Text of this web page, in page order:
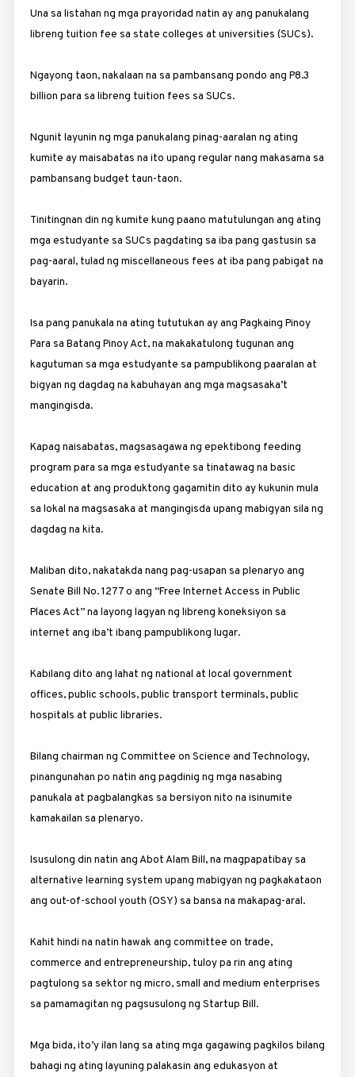
Una sa listahan ng mga prayoridad natin ay ang panukalang
libreng tuition fee sa state colleges at universities (SUCs).
Ngayong taon, nakalaan na sa pambansang pondo ang P8.3
billion para sa libreng tuition fees sa SUCs.
Ngunit layunin ng mga panukalang pinag-aaralan ng ating
kumite ay maisabatas na ito upang regular nang makasama sa
pambansang budget taun-taon.
Tinitingnan din ng kumite kung paano matutulungan ang ating
mga estudyante sa SUCs pagdating sa iba pang gastusin sa
pag-aaral, tulad ng miscellaneous fees at iba pang pabigat na
bayarin.
Isa pang panukala na ating tututukan ay ang Pagkaing Pinoy
Para sa Batang Pinoy Act, na makakatulong tugunan ang
kagutuman sa mga estudyante sa pampublikong paaralan at
bigyan ng dagdag na kabuhayan ang mga magsasaka’t
mangingisda.
Kapag naisabatas, magsasagawa ng epektibong feeding
program para sa mga estudyante sa tinatawag na basic
education at ang produktong gagamitin dito ay kukunin mula
sa lokal na magsasaka at mangingisda upang mabigyan sila ng
dagdag na kita.
Maliban dito, nakatakda nang pag-usapan sa plenaryo ang
Senate Bill No. 1277 o ang “Free Internet Access in Public
Places Act” na layong lagyan ng libreng koneksiyon sa
internet ang iba’t ibang pampublikong lugar.
Kabilang dito ang lahat ng national at local government
offices, public schools, public transport terminals, public
hospitals at public libraries.
Bilang chairman ng Committee on Science and Technology,
pina­ngunahan po natin ang pagdinig ng mga nasabing
panukala at pagbalangkas sa bersiyon nito na isinumite
kamakailan sa plenaryo.
Isusulong din natin ang Abot Alam Bill, na magpapatibay sa
alternative learning system upang mabigyan ng pagkakataon
ang out-of-school youth (OSY) sa bansa na makapag-aral.
Kahit hindi na natin hawak ang committee on trade,
commerce and entrepreneurship, tuloy pa rin ang ating
pagtulong sa sektor ng micro, small and medium enterprises
sa pamamagitan ng pagsusulong ng Startup Bill.
Mga bida, ito’y ilan lang sa ating mga gaga­wing pagkilos bilang
bahagi ng ating layuning pa­lakasin ang edukasyon at